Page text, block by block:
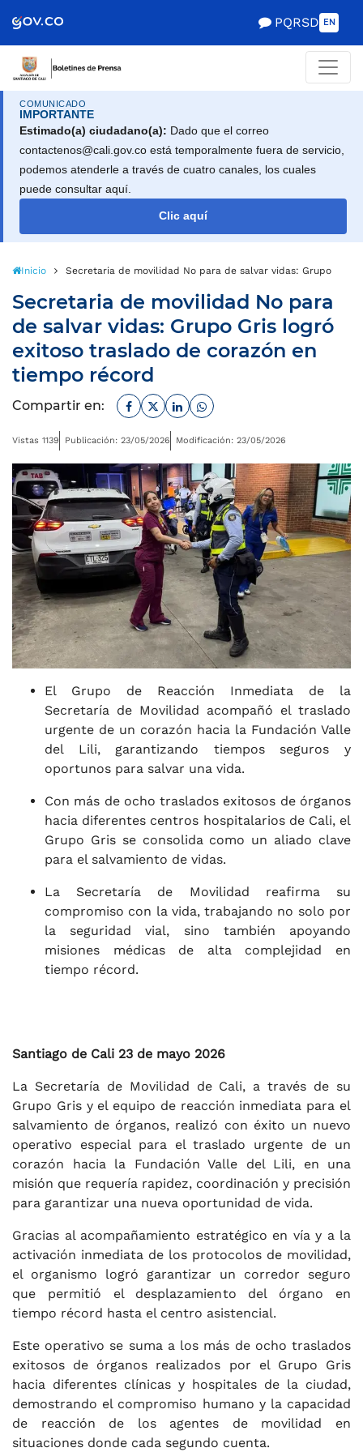
PQRSD EN
COMUNICADO
IMPORTANTE
Estimado(a) ciudadano(a): Dado que el correo
contactenos@cali.gov.co está temporalmente fuera de servicio,
podemos atenderle a través de cuatro canales, los cuales
puede consultar aquí.
Clic aquí
Inicio Secretaria de movilidad No para de salvar vidas: Grupo Gris
Secretaria de movilidad No para
de salvar vidas: Grupo Gris logró
exitoso traslado de corazón en
tiempo récord
Compartir en: Facebook
TwitterLinkedinWhatsapp
Vistas 1139 Publicación: 23/05/2026 Modificación: 23/05/2026
El Grupo de Reacción Inmediata de la
Secretaría de Movilidad acompañó el traslado
urgente de un corazón hacia la Fundación Valle
del Lili, garantizando tiempos seguros y
oportunos para salvar una vida.
Con más de ocho traslados exitosos de órganos
hacia diferentes centros hospitalarios de Cali, el
Grupo Gris se consolida como un aliado clave
para el salvamiento de vidas.
La Secretaría de Movilidad reafirma su
compromiso con la vida, trabajando no solo por
la seguridad vial, sino también apoyando
misiones médicas de alta complejidad en
tiempo récord.
Santiago de Cali 23 de mayo 2026
La Secretaría de Movilidad de Cali, a través de su
Grupo Gris y el equipo de reacción inmediata para el
salvamiento de órganos, realizó con éxito un nuevo
operativo especial para el traslado urgente de un
corazón hacia la Fundación Valle del Lili, en una
misión que requería rapidez, coordinación y precisión
para garantizar una nueva oportunidad de vida.
Gracias al acompañamiento estratégico en vía y a la
activación inmediata de los protocolos de movilidad,
el organismo logró garantizar un corredor seguro
que permitió el desplazamiento del órgano en
tiempo récord hasta el centro asistencial.
Este operativo se suma a los más de ocho traslados
exitosos de órganos realizados por el Grupo Gris
hacia diferentes clínicas y hospitales de la ciudad,
demostrando el compromiso humano y la capacidad
de reacción de los agentes de movilidad en
situaciones donde cada segundo cuenta.